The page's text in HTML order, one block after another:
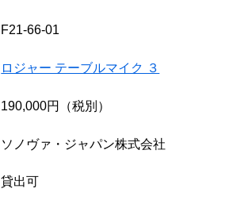
F21-66-01
ロジャー テーブルマイク ３
190,000円（税別）
ソノヴァ・ジャパン株式会社
貸出可